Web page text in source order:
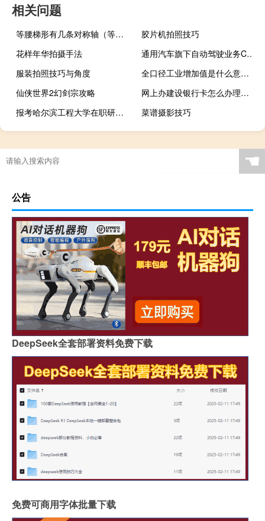
相关问题
等腰梯形有几条对称轴（等腰三角形有几条对称轴）
胶片机拍照技巧
花样年华拍摄手法
通用汽车旗下自动驾驶业务Cruise宣布裁员
服装拍照技巧与角度
全口径工业增加值是什么意思（工业增加值是什么意思）
仙侠世界2幻剑宗攻略
网上办建设银行卡怎么办理信用卡（网上怎么办理建行信用卡呢）
报考哈尔滨工程大学在职研究生能获得双证吗
菜谱摄影技巧
☚
公告
DeepSeek全套部署资料免费下载
免费可商用字体批量下载